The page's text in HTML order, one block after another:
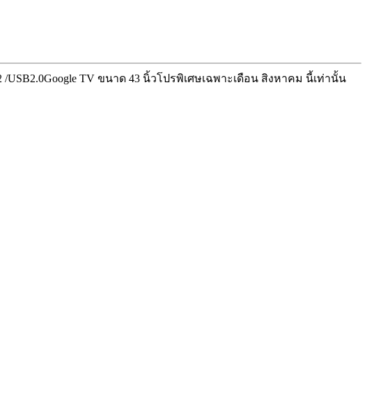
/USB2.0Google TV ขนาด 43 นิ้วโปรพิเศษเฉพาะเดือน สิงหาคม นี้เท่านั้น